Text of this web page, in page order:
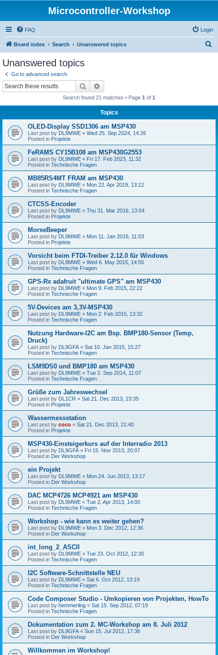
Microcontroller-Workshop
FAQ Login
Board index Search Unanswered topics
Unanswered topics
Go to advanced search
Search
Search found 21 matches • Page 1 of 1
Topics
OLED-Display SSD1306 am MSP430
Last post by DL9MWE « Wed 25. Sep 2024, 14:26
Posted in Projekte
FeRAMS CY15B108 am MSP430G2553
Last post by DL9MWE « Fri 17. Feb 2023, 11:32
Posted in Technische Fragen
MB85RS4MT FRAM am MSP430
Last post by DL9MWE « Mon 22. Apr 2019, 13:12
Posted in Technische Fragen
CTCSS-Encoder
Last post by DL9MWE « Thu 31. Mar 2016, 13:04
Posted in Projekte
MorseBeeper
Last post by DL9MWE « Mon 11. Jan 2016, 11:53
Posted in Projekte
Vorsicht beim FTDI-Treiber 2.12.0 für Windows
Last post by DL9MWE « Wed 6. May 2015, 14:55
Posted in Technische Fragen
GPS-Rx adafruit "ultimate GPS" am MSP430
Last post by DL9MWE « Mon 9. Feb 2015, 22:22
Posted in Technische Fragen
5V-Devices am 3,3V-MSP430
Last post by DL9MWE « Mon 2. Feb 2015, 13:32
Posted in Technische Fragen
Nutzung Hardware-I2C am Bsp. BMP180-Sensor (Temp,
Druck)
Last post by DL9GFA « Sat 10. Jan 2015, 15:27
Posted in Technische Fragen
LSM9DS0 und BMP180 am MSP430
Last post by DL9MWE « Tue 2. Sep 2014, 11:07
Posted in Technische Fragen
Grüße zum Jahreswechsel
Last post by DL1CR « Sat 21. Dec 2013, 23:35
Posted in Projekte
Wassermessstation
Last post by coco « Sat 21. Dec 2013, 21:40
Posted in Projekte
MSP430-Einsteigerkurs auf der Interradio 2013
Last post by DL9GFA « Fri 15. Nov 2013, 20:07
Posted in Der Workshop
ein Projekt
Last post by DL9MWE « Mon 24. Jun 2013, 13:17
Posted in Der Workshop
DAC MCP4726 MCP4921 am MSP430
Last post by DL9MWE « Tue 2. Apr 2013, 14:00
Posted in Technische Fragen
Workshop - wie kann es weiter gehen?
Last post by DL9MWE « Mon 3. Dec 2012, 12:36
Posted in Der Workshop
int_long_2_ASCII
Last post by DL9MWE « Tue 23. Oct 2012, 12:30
Posted in Technische Fragen
I2C Software-Schnittstelle NEU
Last post by DL9MWE « Sat 6. Oct 2012, 13:19
Posted in Technische Fragen
Code Composer Studio - Umkopieren von Projekten, HowTo
Last post by hemmerling « Sat 15. Sep 2012, 07:19
Posted in Technische Fragen
Dokumentation zum 2. MC-Workshop am 8. Juli 2012
Last post by DL9GFA « Sun 15. Jul 2012, 17:36
Posted in Der Workshop
Willkommen im Workshop!